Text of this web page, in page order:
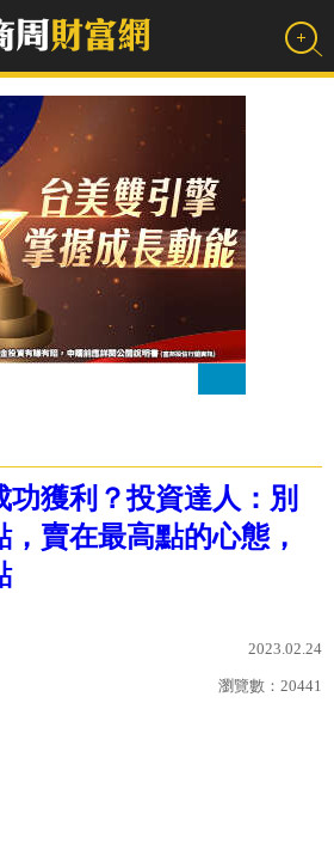
獲利？投資達人：別
賣在最高點的心態，
2023.02.24
瀏覽數： 20441